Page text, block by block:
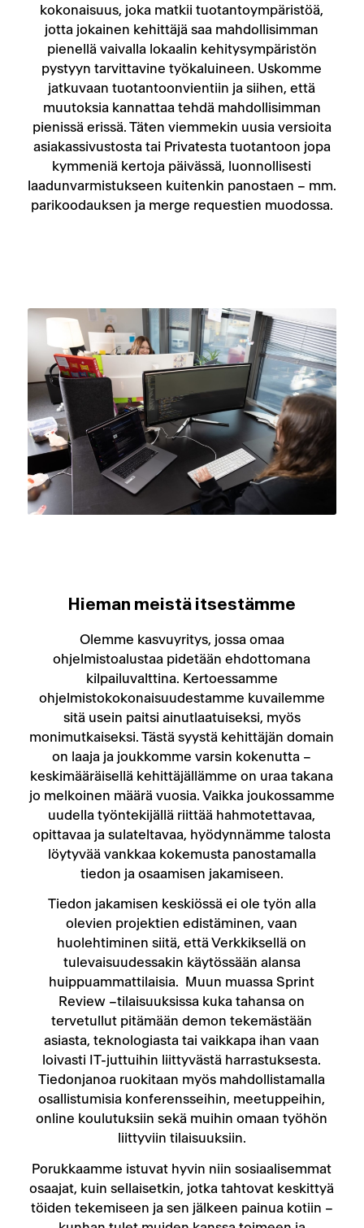
kokonaisuus, joka matkii tuotantoympäristöä,
jotta jokainen kehittäjä saa mahdollisimman
pienellä vaivalla lokaalin kehitysympäristön
pystyyn tarvittavine työkaluineen. Uskomme
jatkuvaan tuotantoonvientiin ja siihen, että
muutoksia kannattaa tehdä mahdollisimman
pienissä erissä. Täten viemmekin uusia versioita
asiakassivustosta tai Privatesta tuotantoon jopa
kymmeniä kertoja päivässä, luonnollisesti
laadunvarmistukseen kuitenkin panostaen – mm.
parikoodauksen ja merge requestien muodossa.
Hieman meistä itsestämme
Olemme kasvuyritys, jossa omaa
ohjelmistoalustaa pidetään ehdottomana
kilpailuvalttina. Kertoessamme
ohjelmistokokonaisuudestamme kuvailemme
sitä usein paitsi ainutlaatuiseksi, myös
monimutkaiseksi. Tästä syystä kehittäjän domain
on laaja ja joukkomme varsin kokenutta –
keskimääräisellä kehittäjällämme on uraa takana
jo melkoinen määrä vuosia. Vaikka joukossamme
uudella työntekijällä riittää hahmotettavaa,
opittavaa ja sulateltavaa, hyödynnämme talosta
löytyvää vankkaa kokemusta panostamalla
tiedon ja osaamisen jakamiseen.
Tiedon jakamisen keskiössä ei ole työn alla
olevien projektien edistäminen, vaan
huolehtiminen siitä, että Verkkiksellä on
tulevaisuudessakin käytössään alansa
huippuammattilaisia. Muun muassa Sprint
Review –tilaisuuksissa kuka tahansa on
tervetullut pitämään demon tekemästään
asiasta, teknologiasta tai vaikkapa ihan vaan
loivasti IT-juttuihin liittyvästä harrastuksesta.
Tiedonjanoa ruokitaan myös mahdollistamalla
osallistumisia konferensseihin, meetuppeihin,
online koulutuksiin sekä muihin omaan työhön
liittyviin tilaisuuksiin.
Porukkaamme istuvat hyvin niin sosiaalisemmat
osaajat, kuin sellaisetkin, jotka tahtovat keskittyä
töiden tekemiseen ja sen jälkeen painua kotiin –